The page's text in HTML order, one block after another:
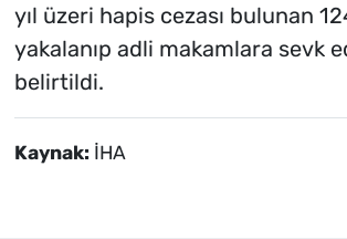
yıl üzeri hapis cezası bulunan
yakalanıp adli makamlara sevk
belirtildi.
Kaynak: İHA